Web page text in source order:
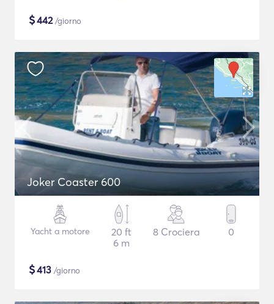
$442/giorno
Joker Coaster 600
Yacht a motore
20 ft
6 m
8 Crociera 0
$413 /giorno